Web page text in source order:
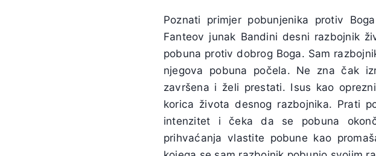
Poznati primjer pobunjenika protiv
Fanteov junak Bandini desni razbojnik
pobuna protiv dobrog Boga. Sam
njegova pobuna počela. Ne zna čak
završena i želi prestati. Isus kao
korica života desnog razbojnika. Prati
intenzitet i čeka da se pobuna
prihvaćanja vlastite pobune kao